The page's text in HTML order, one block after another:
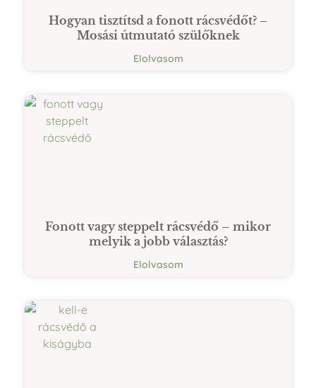
Hogyan tisztítsd a fonott rácsvédőt? –
Mosási útmutató szülőknek
Elolvasom
Fonott vagy steppelt rácsvédő – mikor
melyik a jobb választás?
Elolvasom